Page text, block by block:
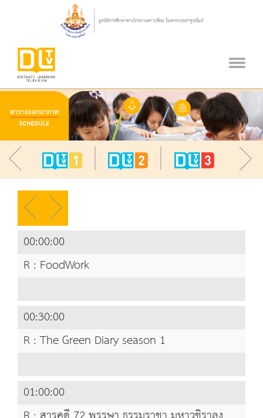
00:00:00
R : FoodWork
00:30:00
R : The Green Diary season 1
01:00:00